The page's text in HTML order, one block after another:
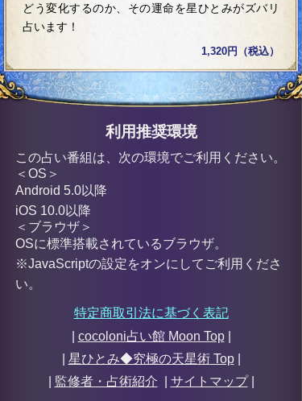
どう変化するのか、その運命を星ひとみがズバリ
占います！
1,320円（税込）
利用推奨環境
この占い番組は、次の環境でご利用ください。
＜OS＞
Android 5.0以降
iOS 10.0以降
＜ブラウザ＞
OSに標準搭載されているブラウザ。
※JavaScriptの設定をオンにしてご利用くださ
い。
特定商取引法に基づく表記
cocoloni占い館 Moon Top|
星ひとみ◆究極の天星術Top|
監修者・占術紹介 サイトマップ|